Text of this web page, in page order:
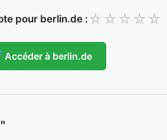
pour berlin.de :☆ ☆ ☆ ☆ ☆
Accéder à berlin.de